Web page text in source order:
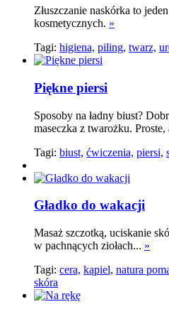
Złuszczanie naskórka to
kosmetycznych. »
Tagi: higiena, piling, twarz,
Piękne piersi
Sposoby na ładny biust?
maseczka z twarożku. Proste,
Tagi: biust, ćwiczenia, piersi,
Gładko do wakacji
Masaż szczotką, uciskanie
w pachnących ziołach... »
Tagi: cera, kąpiel, natura
skóra